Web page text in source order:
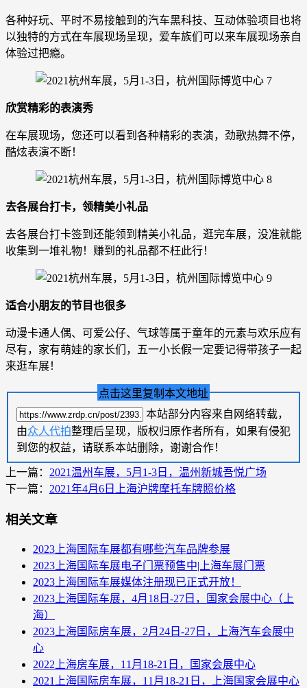
各种好玩、平时不易接触到的汽车黑科技、互动体验项目也将
以独特的方式在车展现场呈现，爱车族们可以来车展现场亲自
体验过把瘾。
欣赏精彩的表演秀
在车展现场，您还可以看到各种精彩的表演，劲歌热舞不停，
酷炫表演不断！
去各展台打卡，领精美小礼品
去各展台打卡签到还能领到精美小礼品，逛完车展，没准就能
收集到一堆礼物！赚到的礼品都不枉此行！
适合小朋友的节目也很多
动漫卡通人偶、可爱公仔、气球等属于童年的元素与欢乐应有
尽有，家有萌娃的家长们，五一小长假一定要记得带孩子一起
来逛车展！
点击这里复制本文地址
本站部分内容来自网络转载，
由众人代拍整理后呈现，版权归原作者所有，如果有侵犯
到您的权益，请联系本站删除，谢谢合作！
上一篇： 2021温州车展，5月1-3日，温州新城吾悦广场
下一篇： 2021年4月6日上海沪牌摩托车牌照价格
相关文章
2023上海国际车展都有哪些汽车品牌参展
2023上海国际车展电子门票预售中|上海车展门票
2023上海国际车展媒体注册现已正式开放！
2023上海国际车展，4月18日-27日，国家会展中心（上
海）
2023上海国际房车展，2月24日-27日，上海汽车会展中
心
2022上海房车展，11月18-21日，国家会展中心
2021上海国际房车展，11月18-21日，上海国家会展中心